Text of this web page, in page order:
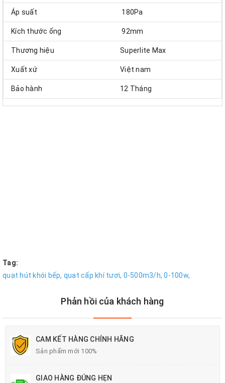
Áp suất 180Pa
Kích thước ống 92mm
Thương hiệu Superlite Max
Xuất xứ Việt nam
Bảo hành 12 Tháng
Tag:
quạt hút khói bếp, quạt cấp khí tươi, 0-500m3/h, 0-100w,
Phản hồi của khách hàng
CAM KẾT HÀNG CHÍNH HÃNG
Sản phẩm mới 100%
GIAO HÀNG ĐÚNG HẸN